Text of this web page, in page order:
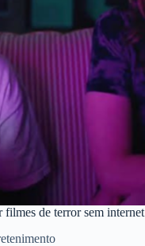
filmes de terror sem internet